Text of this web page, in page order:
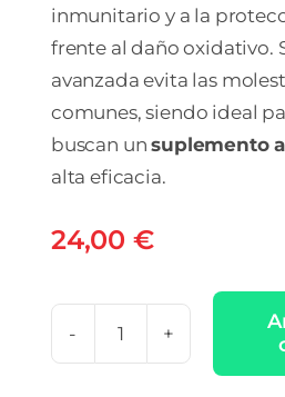
inmunitario y a la
frente al daño oxidativo.
avanzada evita las
comunes, siendo ideal
buscan unsuplemento
alta eficacia.
24,00 €
VITAMINA